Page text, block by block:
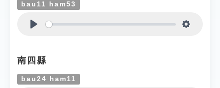
bau11 ham53
南四縣
bau24 ham11